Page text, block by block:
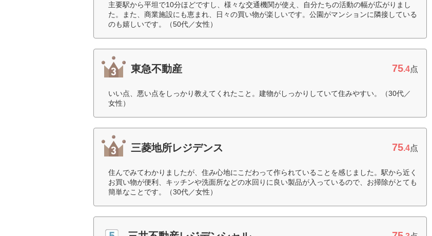
主要駅から平坦で10分ほどですし、様々な交通機関が使え、自分たちの活動の幅が広がりまし
た。また、商業施設にも恵まれ、日々の買い物が楽しいです。公園がマンションに隣接している
のも嬉しいです。（50代／女性）
東急不動産 75.4点
いい点、悪い点をしっかり教えてくれたこと。建物がしっかりしていて住みやすい。（30代／
女性）
三菱地所レジデンス 75.4点
住んでみてわかりましたが、住み心地にこだわって作られていることを感じました。駅から近く
お買い物が便利、キッチンや洗面所などの水回りに良い製品が入っているので、お掃除がとても
簡単なことです。（30代／女性）